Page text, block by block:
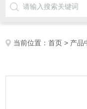
当前位置：首页 > 产品